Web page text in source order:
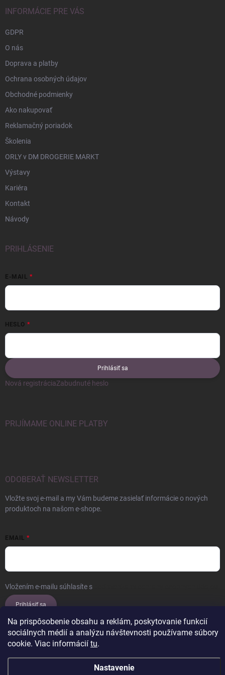
Na prispôsobenie obsahu a reklám, poskytovanie funkcií
sociálnych médií a analýzu návštevnosti používame súbory
cookie. Viac informácií tu.
Nastavenie
INFORMÁCIE PRE VÁS
GDPR
O nás
Doprava a platby
Ochrana osobných údajov
Obchodné podmienky
Ako nakupovať
Reklamačný poriadok
Školenia
ORLY v DM DROGERIE MARKT
Výstavy
Kariéra
Kontakt
Návody
PRIHLÁSENIE
E-MAIL
HESLO
Prihlásiť sa
Nová registráciaZabudnuté heslo
PRIJÍMAME ONLINE PLATBY
ODOBERAŤ NEWSLETTER
Vložte svoj e-mail a my Vám budeme zasielať informácie o nových
produktoch na našom e-shope.
EMAIL
Vložením e-mailu súhlasíte s
Prihlásiť sa
cookies